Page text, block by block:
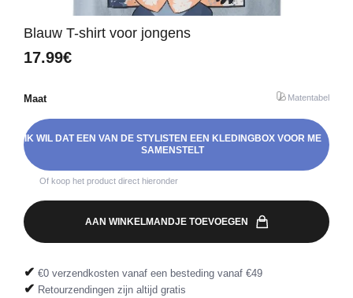
Blauw T-shirt voor jongens
17.99€
Maat Matentabel
IK WIL DAT EEN VAN DE STYLISTEN EEN KLEDINGBOX VOOR ME
SAMENSTELT
Of koop het product direct hieronder
AAN WINKELMANDJE TOEVOEGEN
✔ €0 verzendkosten vanaf een besteding vanaf €49
✔ Retourzendingen zijn altijd gratis